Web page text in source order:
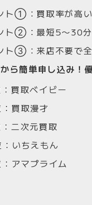
ト①：買取率が高い
ト②：最短5〜30分
ト③：来店不要で
ら簡単申し込み！
買取ベイビー
買取漫才
二次元買取
いちえもん
アマプライム